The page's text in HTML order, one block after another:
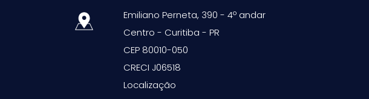
Emiliano Perneta, 390 - 4º andar
Centro - Curitiba - PR
CEP 80010-050
CRECI J06518
Localização